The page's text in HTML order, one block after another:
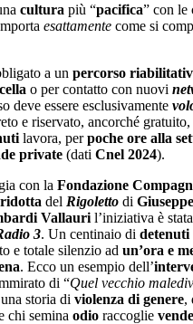
cultura più “pacifica” con le
esattamente come si
a un percorso
cella o per contatto con nuovi
deve essere esclusivamente
e riservato, ancorché gratuito,
lavora, perpoche ore alla
private (dati Cnel 2024).
con la Fondazione
ridotta del Rigoletto di
Vallauri l’iniziativa è
3. Un centinaio di detenuti
e totale silenzio ad un’ora e
. Ecco un esempio dell’
di “Quel vecchio
storia di violenza di genere,
chi semina odio raccoglie